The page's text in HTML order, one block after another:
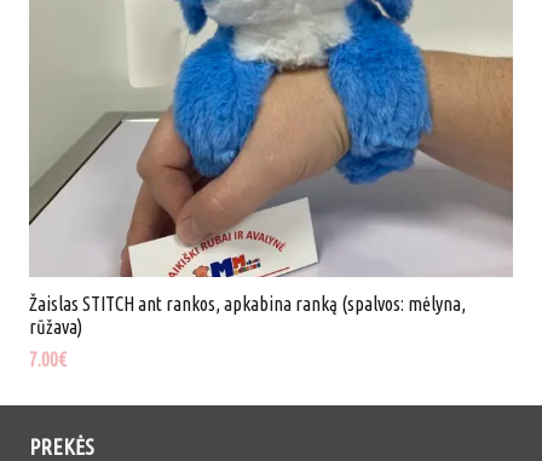
Žaislas STITCH ant rankos, apkabina ranką (spalvos: mėlyna,
rūžava)
7.00€
PREKĖS